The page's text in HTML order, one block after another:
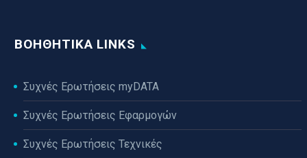
ΒΟΗΘΗΤΙΚΆ LINKS
Συχνές Ερωτήσεις myDATA
Συχνές Ερωτήσεις Εφαρμογών
Συχνές Ερωτήσεις Τεχνικές